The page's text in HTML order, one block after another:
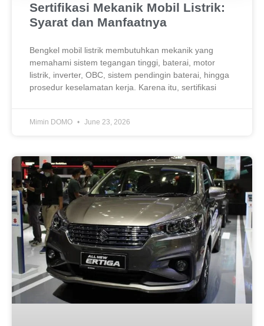
Sertifikasi Mekanik Mobil Listrik:
Syarat dan Manfaatnya
Bengkel mobil listrik membutuhkan mekanik yang
memahami sistem tegangan tinggi, baterai, motor
listrik, inverter, OBC, sistem pendingin baterai, hingga
prosedur keselamatan kerja. Karena itu, sertifikasi
Mimin DOMO June 23, 2026